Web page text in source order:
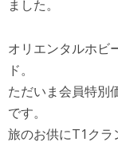
ました。
オリエンタルホビ
ド。
ただいま会員特別
です。
旅のお供にT1クラ